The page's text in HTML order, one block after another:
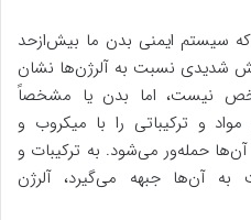
سیستم ایمنی بدن ما بیش‌ازحد
شدیدی نسبت به آلرژن‌ها نشان
نیست، اما بدن یا مشخصاً
و ترکیباتی را با میکروب و
حمله‌ور می‌شود. به ترکیبات و
آن‌ها جبهه می‌گیرد، آلرژن